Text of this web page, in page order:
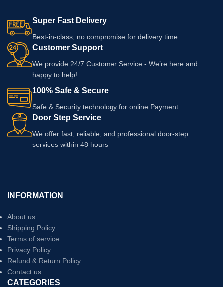
Super Fast Delivery
Best-in-class, no compromise for delivery time
Customer Support
We provide 24/7 Customer Service - We’re here and
happy to help!
100% Safe & Secure
Safe & Security technology for online Payment
Door Step Service
We offer fast, reliable, and professional door-step
services within 48 hours
INFORMATION
About us
Shipping Policy
Terms of service
Privacy Policy
Refund & Return Policy
Contact us
CATEGORIES